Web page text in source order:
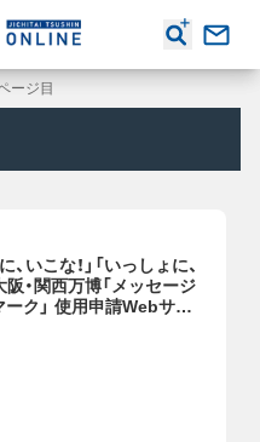
ージ目
、いこな！」「いっしょに、
阪・関西万博「メッセージ
ク」 使用申請Webサイ